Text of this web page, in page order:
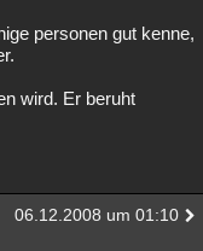
personen gut kenne,
wird. Er beruht
06.12.2008 um 01:10